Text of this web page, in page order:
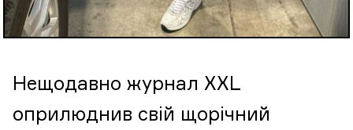
Нещодавно журнал XXL
оприлюднив свій щорічний